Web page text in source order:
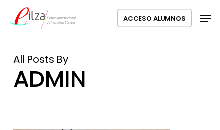
ACCESO ALUMNOS
All Posts By
ADMIN